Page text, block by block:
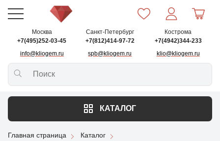
Москва
+7(495)252-03-45
info@kliogem.ru
Санкт-Петербург
+7(812)414-97-72
spb@kliogem.ru
Кострома
+7(4942)344-233
klio@kliogem.ru
КАТАЛОГ
Главная страница
Каталог